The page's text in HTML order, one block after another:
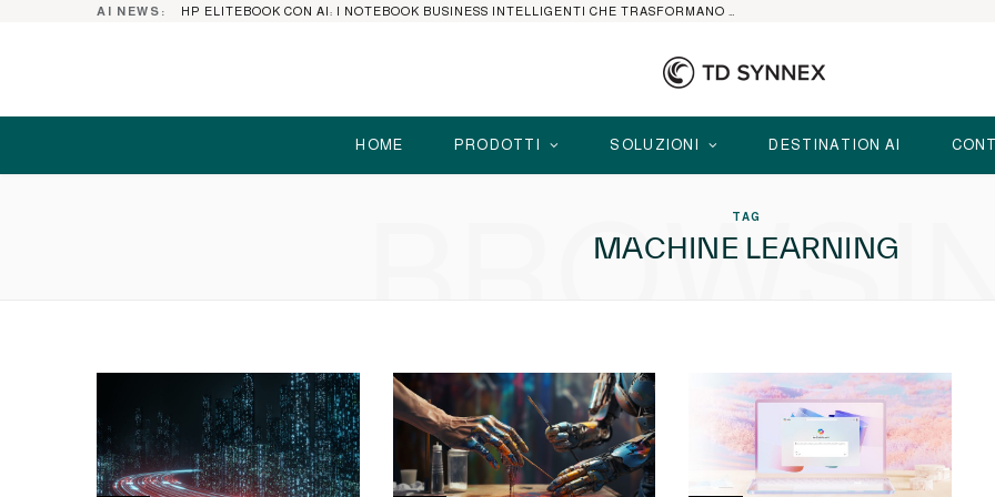
AI NEWS:
HOME PRODOTTI SOLUZIONI DESTINATION AI
TAG
MACHINE LEARNING